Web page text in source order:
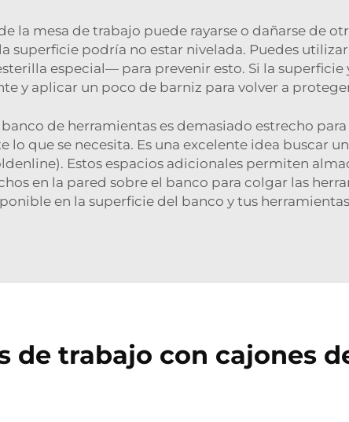
la mesa de trabajo puede rayarse o dañarse de
superficie podría no estar nivelada. Puedes
especial— para prevenir esto. Si la
y aplicar un poco de barniz para volver a
de herramientas es demasiado estrecho
que se necesita. Es una excelente idea buscar
Estos espacios adicionales permiten
en la pared sobre el banco para colgar las
en la superficie del banco y tus
de trabajo con cajones